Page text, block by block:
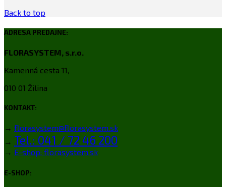
Back to top
ADRESA PREDAJNE:
FLORASYSTEM, s.r.o.
Kamenná cesta 11,
010 01 Žilina
KONTAKT:
→ florasystem@florasystem.sk
→ Tel.: 041 / 72 46 200
→ E-shop: florasystem.sk
E-SHOP: